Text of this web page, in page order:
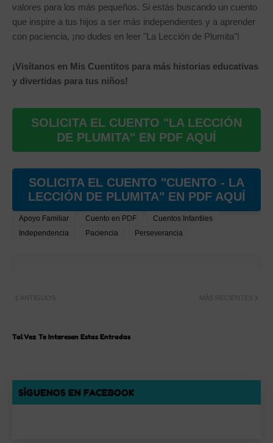
valores para los más pequeños. Si estás buscando un cuento
que inspire a tus hijos a ser más independientes y a aprender
con paciencia, ¡no dudes en leer "La Lección de Plumita"!
¡Visítanos en Mis Cuentitos para más historias educativas
y divertidas para tus niños!
SOLICITA EL CUENTO "LA LECCIÓN
DE PLUMITA" EN PDF AQUÍ
SOLICITA EL CUENTO "CUENTO - LA
LECCIÓN DE PLUMITA" EN PDF AQUÍ
Apoyo Familiar Cuento en PDF
Cuentos Infantiles
Independencia
Paciencia Perseverancia
MÁS RECIENTES
ANTIGUOS
Tal Vez Te Interesen Estas Entradas
SÍGUENOS EN FACEBOOK